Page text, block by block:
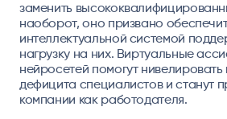
заменить
наоборот, оно призвано
интеллектуальной системой
нагрузку на них. Виртуальные
нейросетей помогут нивелировать
дефицита специалистов и станут
компании как работодателя.